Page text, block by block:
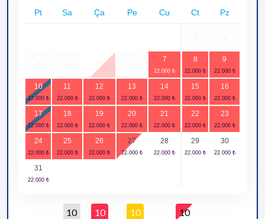
Pt Sa Ça Pe Cu Ct Pz
5
7 8 9
10 11 12 13 14 15 16
17 18 19 20 21 22 23
24 25 26 27 28 29 30
31
10 10 10 10